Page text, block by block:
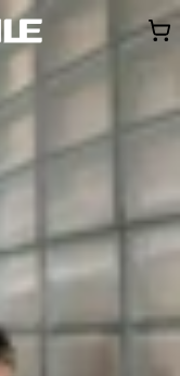
Khuyến
báoKhách
hợp các
Air